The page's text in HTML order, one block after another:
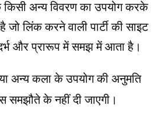
किसी अन्य विवरण का उपयोग करके
जो लिंक करने वाली पार्टी की साइट
और प्रारूप में समझ में आता है।
अन्य कला के उपयोग की अनुमति
समझौते के नहीं दी जाएगी।